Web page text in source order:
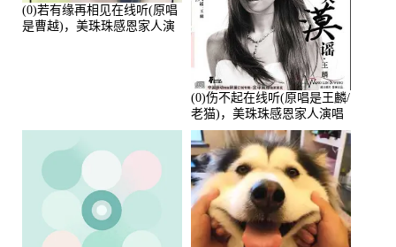
(0)若有缘再相见在线听(原唱
是曹越)，美珠珠感恩家人演
(0)伤不起在线听(原唱是王麟/
老猫)，美珠珠感恩家人演唱
点播:80218次